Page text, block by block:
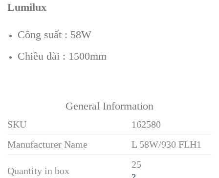
Lumilux
Công suất : 58W
Chiều dài : 1500mm
General Information
SKU
162580
Manufacturer Name
L 58W/930 FLH1
Quantity in box
25